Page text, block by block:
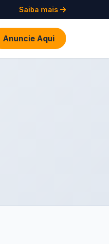
Saiba mais
Anuncie Aqui